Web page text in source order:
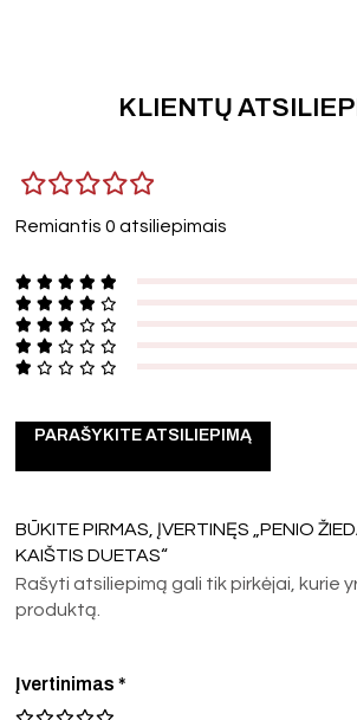
KLIENTŲ
Remiantis 0 atsiliepimais
PARAŠYKITE ATSILIEPIMĄ
BŪKITE PIRMAS, ĮVERTINĘS „PENIO
KAIŠTIS DUETAS“
Rašyti atsiliepimą gali tik pirkėjai, kurie
produktą.
Įvertinimas*